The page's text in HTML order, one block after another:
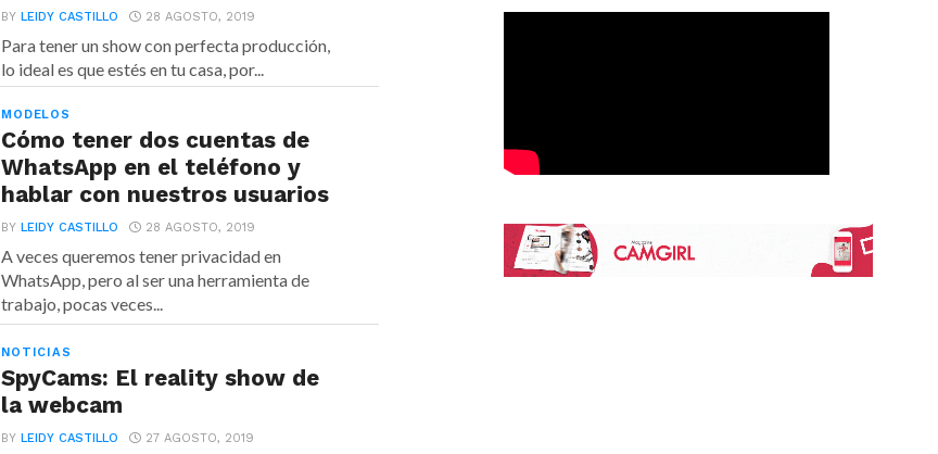
BYLEIDY CASTILLO 28 AGOSTO, 2019
Para tener un show con perfecta producción,
lo ideal es que estés en tu casa, por...
MODELOS
Cómo tener dos cuentas de
WhatsApp en el teléfono y
hablar con nuestros usuarios
BYLEIDY CASTILLO 28 AGOSTO, 2019
A veces queremos tener privacidad en
WhatsApp, pero al ser una herramienta de
trabajo, pocas veces...
NOTICIAS
SpyCams: El reality show de
la webcam
BYLEIDY CASTILLO 27 AGOSTO, 2019